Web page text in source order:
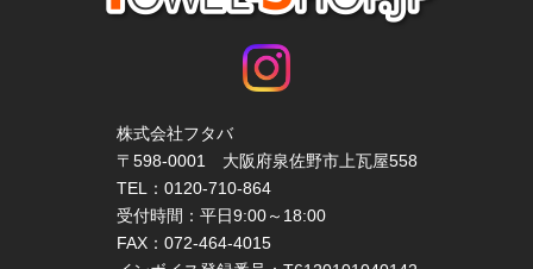
株式会社フタバ
〒598-0001 大阪府泉佐野市上瓦屋558
TEL： 0120-710-864
受付時間：平日9:00～18:00
FAX：072-464-4015